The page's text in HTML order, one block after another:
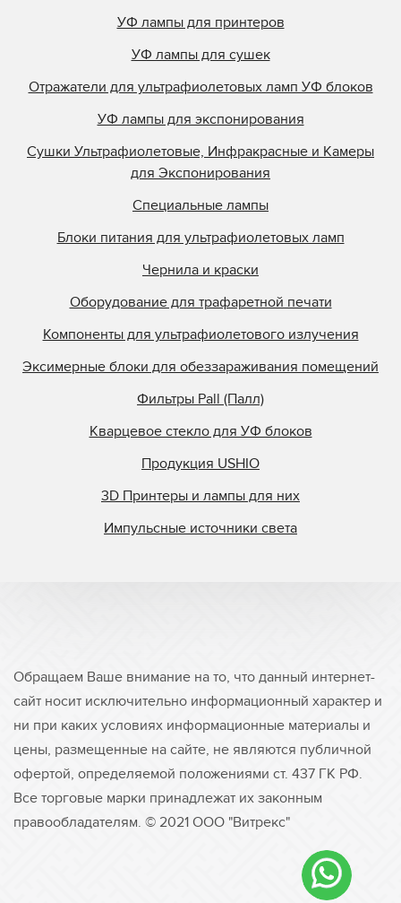
УФ лампы для принтеров
УФ лампы для сушек
Отражатели для ультрафиолетовых ламп УФ блоков
УФ лампы для экспонирования
Сушки Ультрафиолетовые, Инфракрасные и Камеры
для Экспонирования
Специальные лампы
Блоки питания для ультрафиолетовых ламп
Чернила и краски
Оборудование для трафаретной печати
Компоненты для ультрафиолетового излучения
Эксимерные блоки для обеззараживания помещений
Фильтры Pall (Палл)
Кварцевое стекло для УФ блоков
Продукция USHIO
3D Принтеры и лампы для них
Импульсные источники света
Обращаем Ваше внимание на то, что данный интернет-
сайт носит исключительно информационный характер и
ни при каких условиях информационные материалы и
цены, размещенные на сайте, не являются публичной
офертой, определяемой положениями ст. 437 ГК РФ.
Все торговые марки принадлежат их законным
правообладателям. © 2021 ООО "Витрекс"